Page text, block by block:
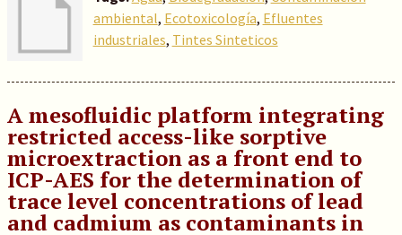
ambiental, Ecotoxicología, Efluentes
industriales, Tintes Sinteticos
A mesofluidic platform integrating
restricted access-like sorptive
microextraction as a front end to
ICP-AES for the determination of
trace level concentrations of lead
and cadmium as contaminants in